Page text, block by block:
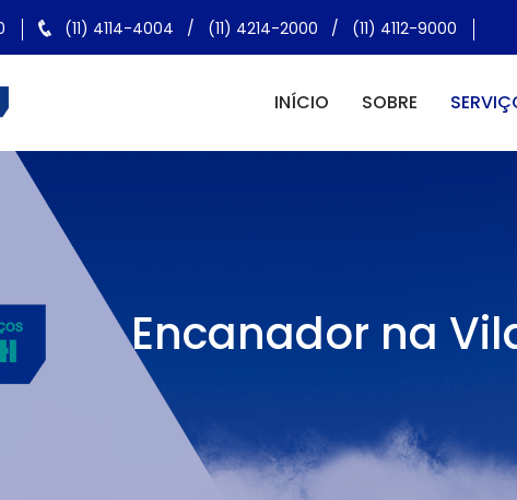
(11) 4114-4004 / (11) 4214-2000 / (11) 4112-9000
INÍCIO SOBRE
Encanador na